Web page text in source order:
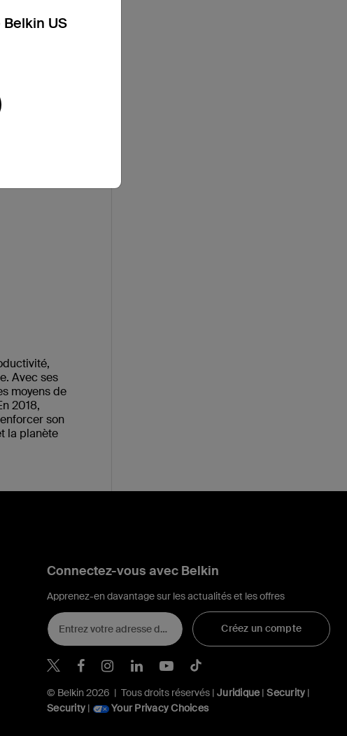
et
clients »,
la
Avec ses
moyens de
2018,
son
la planète
US
Connectez-vous avec Belkin
Apprenez-en davantage sur les actualités et les offres
Créez un compte
Belkin Twitter
Belkin Facebook
Belkin Instagram
Belkin LinkedIn
Belkin Youtube
Belkin TikTok
© Belkin 2026 | Tous droits réservés |Juridique|Security |
Security | Your Privacy Choices